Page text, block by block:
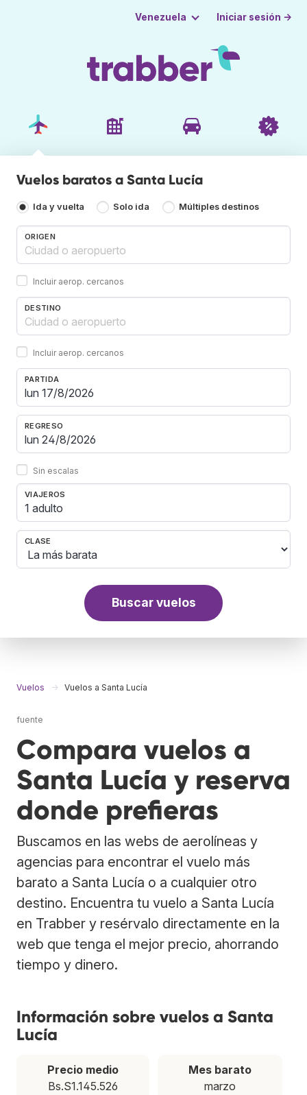
Venezuela Iniciar sesión →
Vuelos baratos a Santa Lucía
Ida y vuelta Solo ida Múltiples destinos
ORIGEN
Incluir aerop. cercanos
DESTINO
Incluir aerop. cercanos
PARTIDA
REGRESO
Sin escalas
VIAJEROS
1 adulto
CLASE
Buscar vuelos
Vuelos Vuelos a Santa Lucía
fuente
Compara vuelos a
Santa Lucía y reserva
donde prefieras
Buscamos en las webs de aerolíneas y
agencias para encontrar el vuelo más
barato a Santa Lucía o a cualquier otro
destino. Encuentra tu vuelo a Santa Lucía
en Trabber y resérvalo directamente en la
web que tenga el mejor precio, ahorrando
tiempo y dinero.
Información sobre vuelos a Santa
Lucía
Precio medio
Bs.S1.145.526
Mes barato
marzo